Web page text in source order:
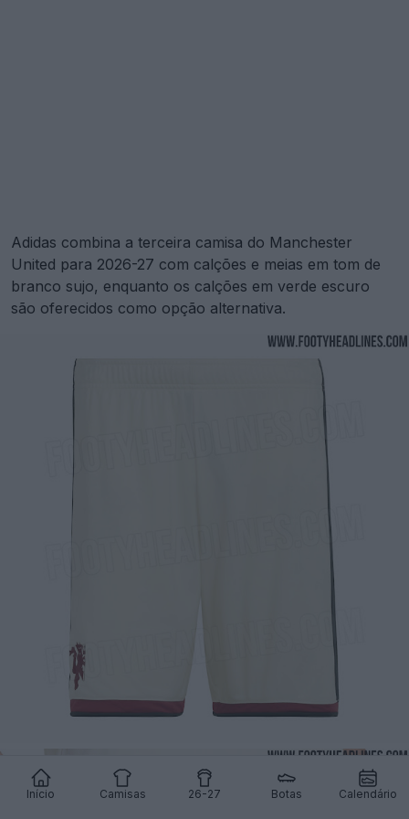
Início Camisas 26-27 Botas Calendário
Adidas combina a terceira camisa do Manchester
United para 2026-27 com calções e meias em tom de
branco sujo, enquanto os calções em verde escuro
são oferecidos como opção alternativa.